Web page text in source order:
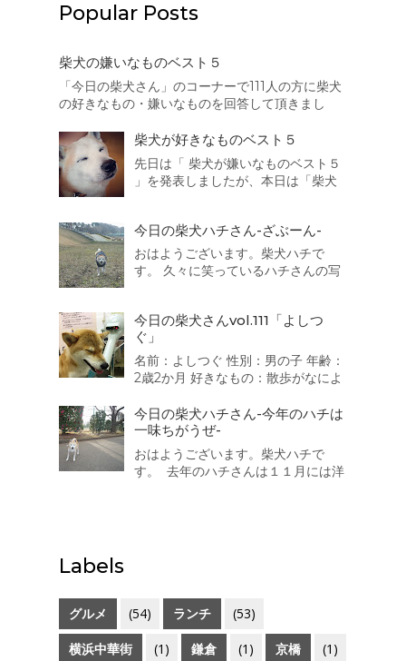
Popular Posts
柴犬の嫌いなものベスト５
「今日の柴犬さん」のコーナーで111人の方に柴犬
の好きなもの・嫌いなものを回答して頂きまし
は柴犬の嫌いなものベスト５を発表したいと思い
ます。 それでは発表致します。 第5位
は・・・・・・・・・ 猫 散歩の途中でよく出会...
柴犬が好きなものベスト５
先日は「 柴犬が嫌いなものベスト５
」を発表しましたが、本日は「柴犬
す。 第5位は・・・・・・・・・ 車
でお出かけ 靴下 人間 同得票数が３
つもありました。うちの子も靴下が
今日の柴犬ハチさん-ざぶーん-
おはようございます。柴犬ハチで
す。 久々に笑っているハチさんの写
バス「スカイダック」に遭遇！ ざぶ
ーん。一度乗ってみたいなっ
今日の柴犬さんvol.111「よしつ
ぐ」
名前：よしつぐ 性別：男の子 年齢：
2歳2か月 好きなもの：散歩がなによ
みなり、不快な音 靴で地面をこす
る音が嫌いで、おびえます。 一言：
人が好きで誰にでもなつきます、特
に男のお子さん、おばさまが好きで
す。 「柴犬が好き！」をカ...
今日の柴犬ハチさん-今年のハチは
一味ちがうぜ-
おはようございます。柴犬ハチで
す。 去年のハチさんは１１月には洋
Labels
グルメ (54) ランチ (53)
横浜中華街 (1) 鎌倉 (1) 京橋 (1)